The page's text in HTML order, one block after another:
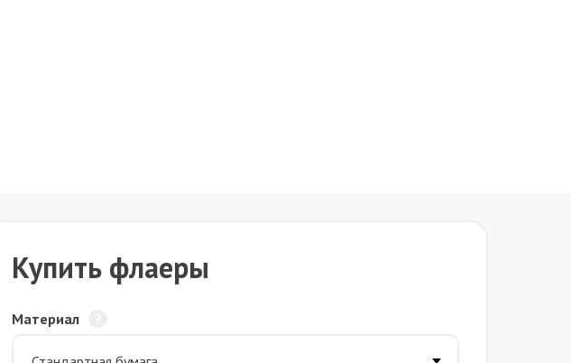
Купить флаеры
Материал